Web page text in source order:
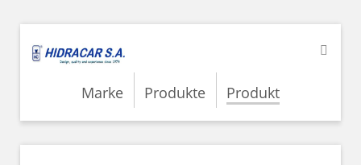
Marke Produkte Produkt